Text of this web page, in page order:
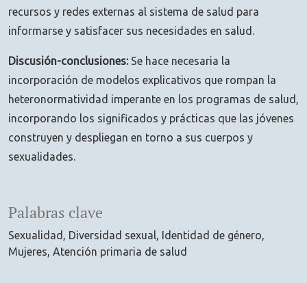
Palabras clave
Sexualidad Diversidad sexual Identidad de género
Mujeres Atención primaria de salud
recursos y redes externas al sistema de salud para
informarse y satisfacer sus necesidades en salud.
Discusión-conclusiones:Se hace necesaria la
incorporación de modelos explicativos que rompan la
heteronormatividad imperante en los programas de salud,
incorporando los significados y prácticas que las jóvenes
construyen y despliegan en torno a sus cuerpos y
sexualidades.